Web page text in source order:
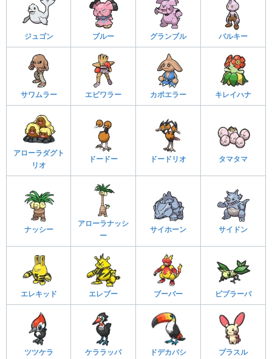
ジュゴン ブルー グランブル バルキー
サワムラー エビワラー カポエラー キレイハナ
アローラダグト
リオ
ドードー ドードリオ タマタマ
ナッシー
アローラナッシ
ー
サイホーン サイドン
エレキッド エレブー ブーバー ビブラーバ
ツツケラ ケララッパ ドデカバシ プラスル